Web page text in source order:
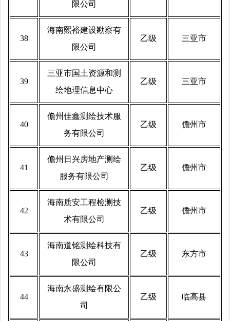
限公司
38
海南熙裕建设勘察有
限公司
乙级 三亚市
39
三亚市国土资源和测
绘地理信息中心
乙级 三亚市
40
儋州佳鑫测绘技术服
务有限公司
乙级 儋州市
41
儋州日兴房地产测绘
服务有限公司
乙级 儋州市
42
海南质安工程检测技
术有限公司
乙级 儋州市
43
海南道铭测绘科技有
限公司
乙级 东方市
44
海南永盛测绘有限公
司
乙级 临高县